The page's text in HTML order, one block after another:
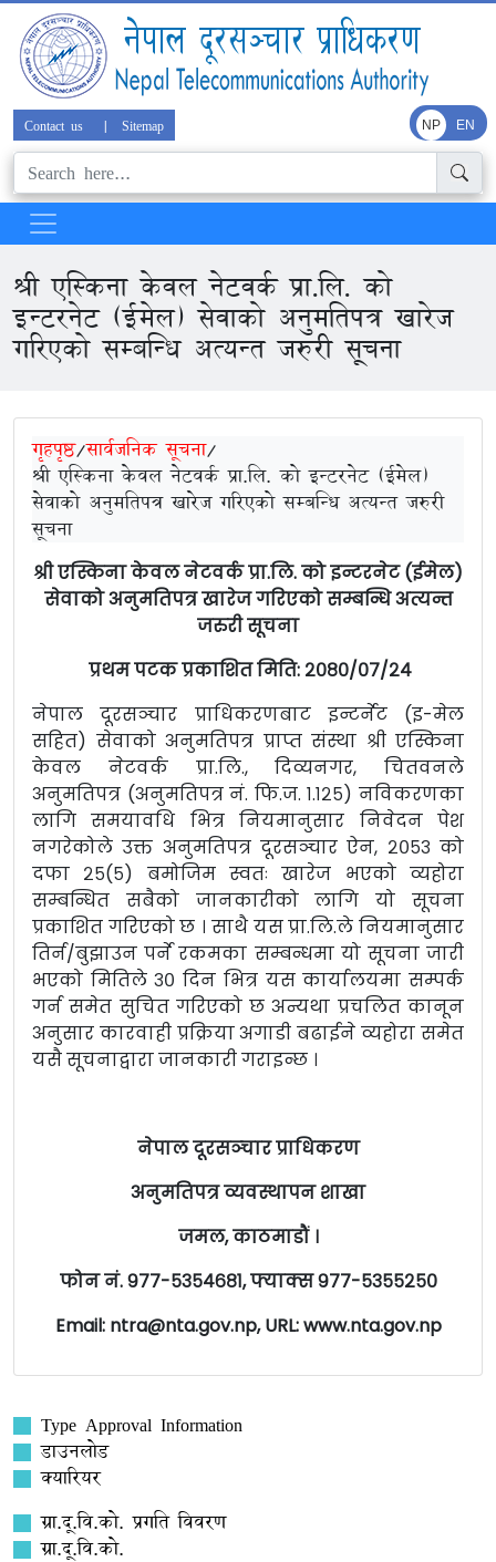
Contact us | Sitemap NP EN
श्री एस्किना केवल नेटवर्क प्रा.लि. को
इन्टरनेट (ईमेल) सेवाको अनुमतिपत्र खारेज
गरिएको सम्बन्धि अत्यन्त जरुरी सूचना
गृहपृष्ठ/सार्वजनिक सूचना/
श्री एस्किना केवल नेटवर्क प्रा.लि. को इन्टरनेट (ईमेल)
सेवाको अनुमतिपत्र खारेज गरिएको सम्बन्धि अत्यन्त जरुरी
सूचना
श्री एस्किना केवल नेटवर्क प्रा.लि. को इन्टरनेट (ईमेल)
सेवाको अनुमतिपत्र खारेज गरिएको सम्बन्धि अत्यन्त
जरुरी सूचना
प्रथम पटक प्रकाशित मिति: २०८०/०७/२४
नेपाल दूरसञ्चार प्राधिकरणबाट इन्टर्नेट (इ-मेल
सहित) सेवाको अनुमतिपत्र प्राप्त संस्था श्री एस्किना
केवल नेटवर्क प्रा.लि., दिव्यनगर, चितवनले
अनुमतिपत्र (अनुमतिपत्र नं. फि.ज. १.१२५) नविकरणका
लागि समयावधि भित्र नियमानुसार निवेदन पेश
नगरेकोले उक्त अनुमतिपत्र दूरसञ्चार ऐन, २०५३ को
दफा २५(५) बमोजिम स्वतः खारेज भएको व्यहोरा
सम्बन्धित सबैको जानकारीको लागि यो सूचना
प्रकाशित गरिएको छ । साथै यस प्रा.लि.ले नियमानुसार
तिर्न/बुझाउन पर्ने रकमका सम्बन्धमा यो सूचना जारी
भएको मितिले ३० दिन भित्र यस कार्यालयमा सम्पर्क
गर्न समेत सुचित गरिएको छ अन्यथा प्रचलित कानून
अनुसार कारवाही प्रक्रिया अगाडी बढाईने व्यहोरा समेत
यसै सूचनाद्वारा जानकारी गराइन्छ ।
नेपाल दूरसञ्‍चार प्राधिकरण
अनुमतिपत्र व्यवस्थापन शाखा
जमल, काठमाडौं ।
फोन नं. ९७७-५३५४६८१, फ्याक्स ९७७-५३५५२५०
Email: ntra@nta.gov.np, URL: www.nta.gov.np
Type Approval Information
डाउनलोड
क्यारियर
ग्रा.दू.वि.को. प्रगति विवरण
ग्रा.दू.वि.को.